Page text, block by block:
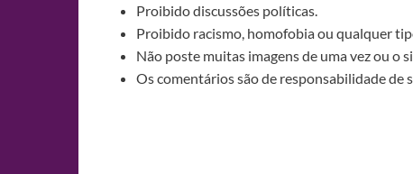
Proibido discussões políticas.
Proibido racismo, homofobia ou qualquer
Não poste muitas imagens de uma vez ou o
Os comentários são de responsabilidade de